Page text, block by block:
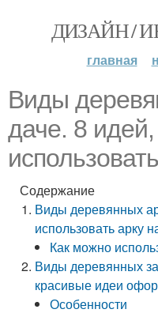
ДИЗАЙН /
главная
Виды
даче. 8 идей,
Содержание
Виды деревянных
использовать арку
Как можно
Виды деревянных
красивые идеи
Особенности